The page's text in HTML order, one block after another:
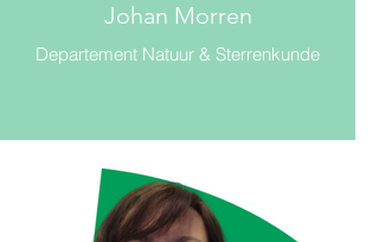
Johan Morren
Departement Natuur & Sterrenkunde